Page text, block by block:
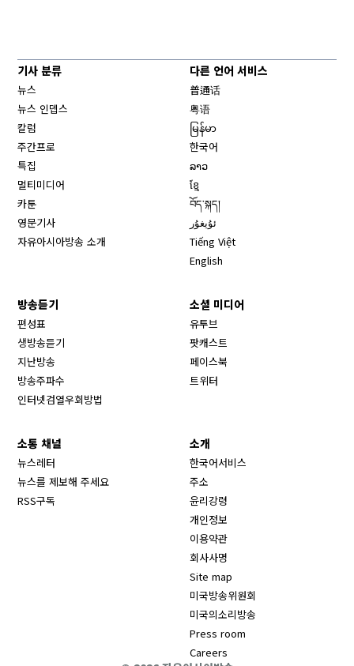
기사 분류
뉴스
뉴스 인뎁스
칼럼
주간프로
특집
멀티미디어
카툰
영문기사
자유아시아방송 소개
다른 언어 서비스
普通话
粤语
မြန်မာ
한국어
ລາວ
ខ្មែ
བོད་སྐད།
ئۇيغۇر
Tiếng Việt
English
방송듣기
편성표
생방송듣기
지난방송
방송주파수
인터넷검열우회방법
소셜 미디어
유투브
팟캐스트
페이스북
트위터
소통 채널
뉴스레터
뉴스를 제보해 주세요
RSS구독
소개
한국어서비스
주소
윤리강령
개인정보
이용약관
회사사명
Site map
미국방송위원회
미국의소리방송
Press room
Careers